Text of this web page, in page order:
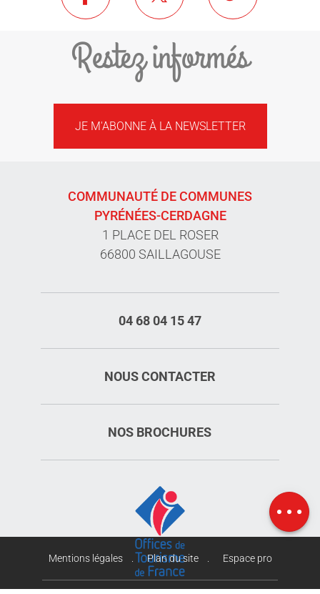
Carte
Restez informés
JE M'ABONNE À LA NEWSLETTER
COMMUNAUTÉ DE COMMUNES
PYRÉNÉES-CERDAGNE
1 PLACE DEL ROSER
66800 SAILLAGOUSE
04 68 04 15 47
NOUS CONTACTER
NOS BROCHURES
Mentions légales Plan du site Espace pro